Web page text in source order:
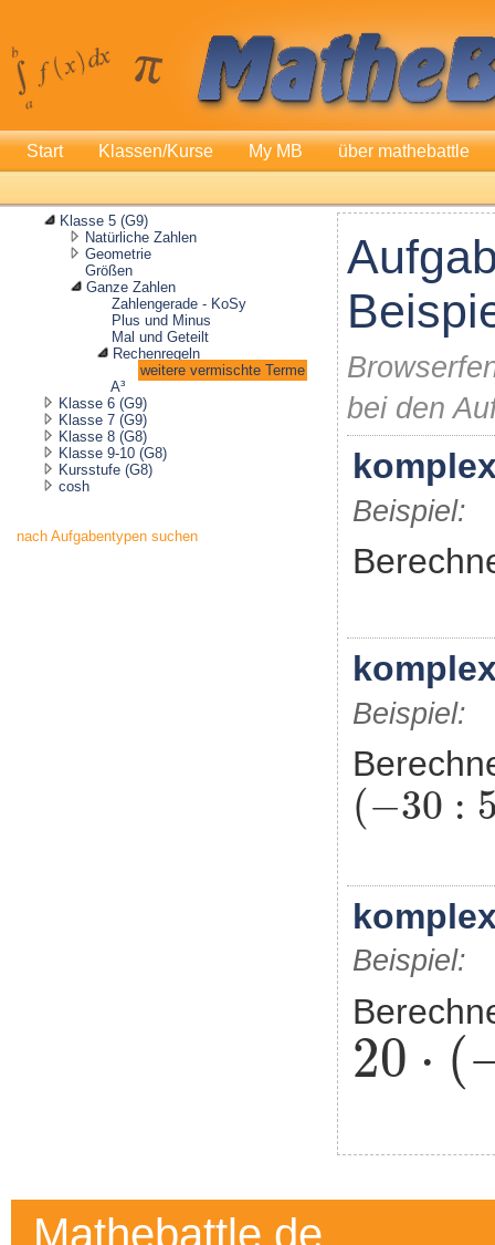
Start Klassen/Kurse My MB über mathebattle
Klasse 5 (G9)
Natürliche Zahlen
Geometrie
Größen
Ganze Zahlen
Zahlengerade - KoSy
Plus und Minus
Mal und Geteilt
Rechenregeln
weitere vermischte Terme
A³
Klasse 6 (G9)
Klasse 7 (G9)
Klasse 8 (G8)
Klasse 9-10 (G8)
Kursstufe (G8)
cosh
nach Aufgabentypen suchen
bei den
Beispiel:
Beispiel:
(−30 :
(-30:5+
Beispiel:
20 ⋅ (
20·(-12
Mathebattle.de